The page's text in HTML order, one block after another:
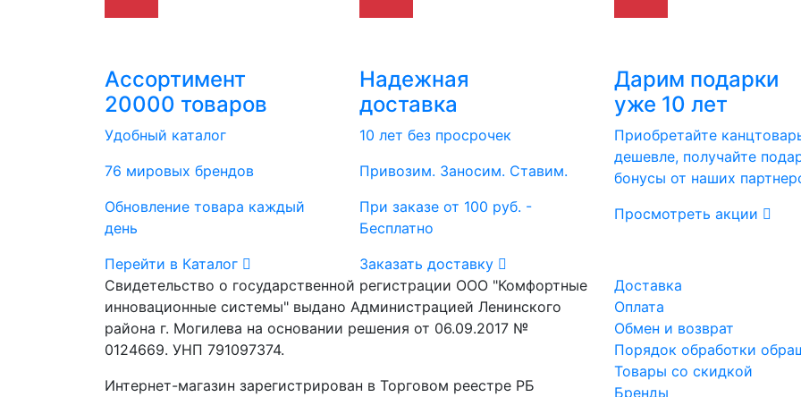
Ассортимент
20000 товаров
Удобный каталог
76 мировых брендов
Обновление товара каждый
день
Перейти в Каталог
Надежная
доставка
10 лет без просрочек
Привозим. Заносим. Ставим.
При заказе от 100 руб. -
Бесплатно
Заказать доставку
Дарим подарки
уже 10 лет
Приобретайте
дешевле, получайте
бонусы от наших
Просмотреть акции
Свидетельство о государственной регистрации ООО "Комфортные
инновационные системы" выдано Администрацией Ленинского
района г. Могилева на основании решения от 06.09.2017 №
0124669. УНП 791097374.
Интернет-магазин зарегистрирован в Торговом реестре РБ
Доставка
Оплата
Обмен и возврат
Порядок обработки
Товары со скидкой
Бренды